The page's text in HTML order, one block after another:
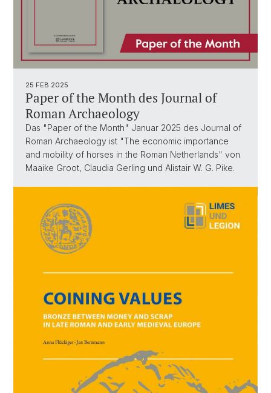
25 FEB 2025
Paper of the Month des Journal of
Roman Archaeology
Das "Paper of the Month" Januar 2025 des Journal of
Roman Archaeology ist "The economic importance
and mobility of horses in the Roman Netherlands" von
Maaike Groot, Claudia Gerling und Alistair W. G. Pike.